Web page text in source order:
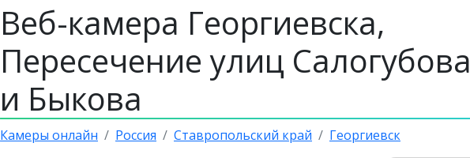
Веб-камера Георгиевска,
Пересечение улиц Салогубова
и Быкова
Камеры онлайн Россия Ставропольский край Георгиевск